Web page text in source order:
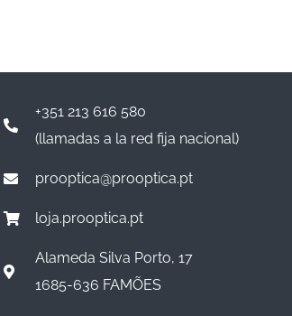
+351 213 616 580
(llamadas a la red fija nacional)
prooptica@prooptica.pt
loja.prooptica.pt
Alameda Silva Porto, 17
1685-636 FAMÕES